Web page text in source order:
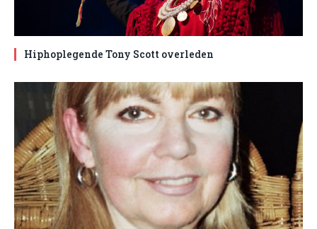
Hiphoplegende Tony Scott overleden